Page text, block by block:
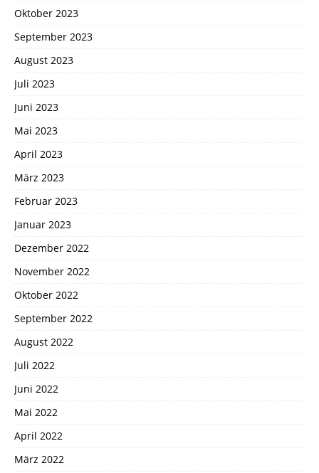
Oktober 2023
September 2023
August 2023
Juli 2023
Juni 2023
Mai 2023
April 2023
März 2023
Februar 2023
Januar 2023
Dezember 2022
November 2022
Oktober 2022
September 2022
August 2022
Juli 2022
Juni 2022
Mai 2022
April 2022
März 2022